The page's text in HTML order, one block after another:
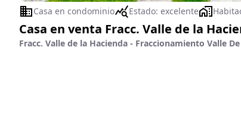
Casa en condominio Estado: excelente
Casa en venta Fracc. Valle de la
Fracc. Valle de la Hacienda - Fraccionamiento Valle